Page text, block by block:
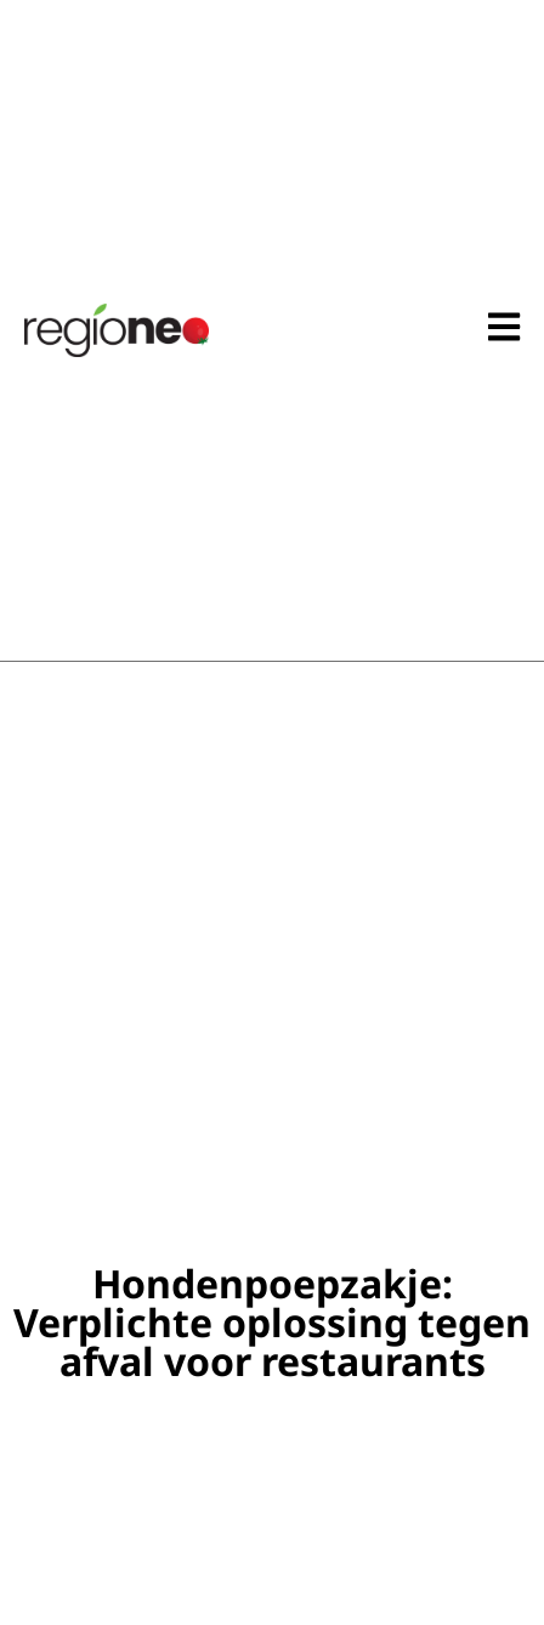
Hondenpoepzakje:
Verplichte oplossing tegen
afval voor restaurants